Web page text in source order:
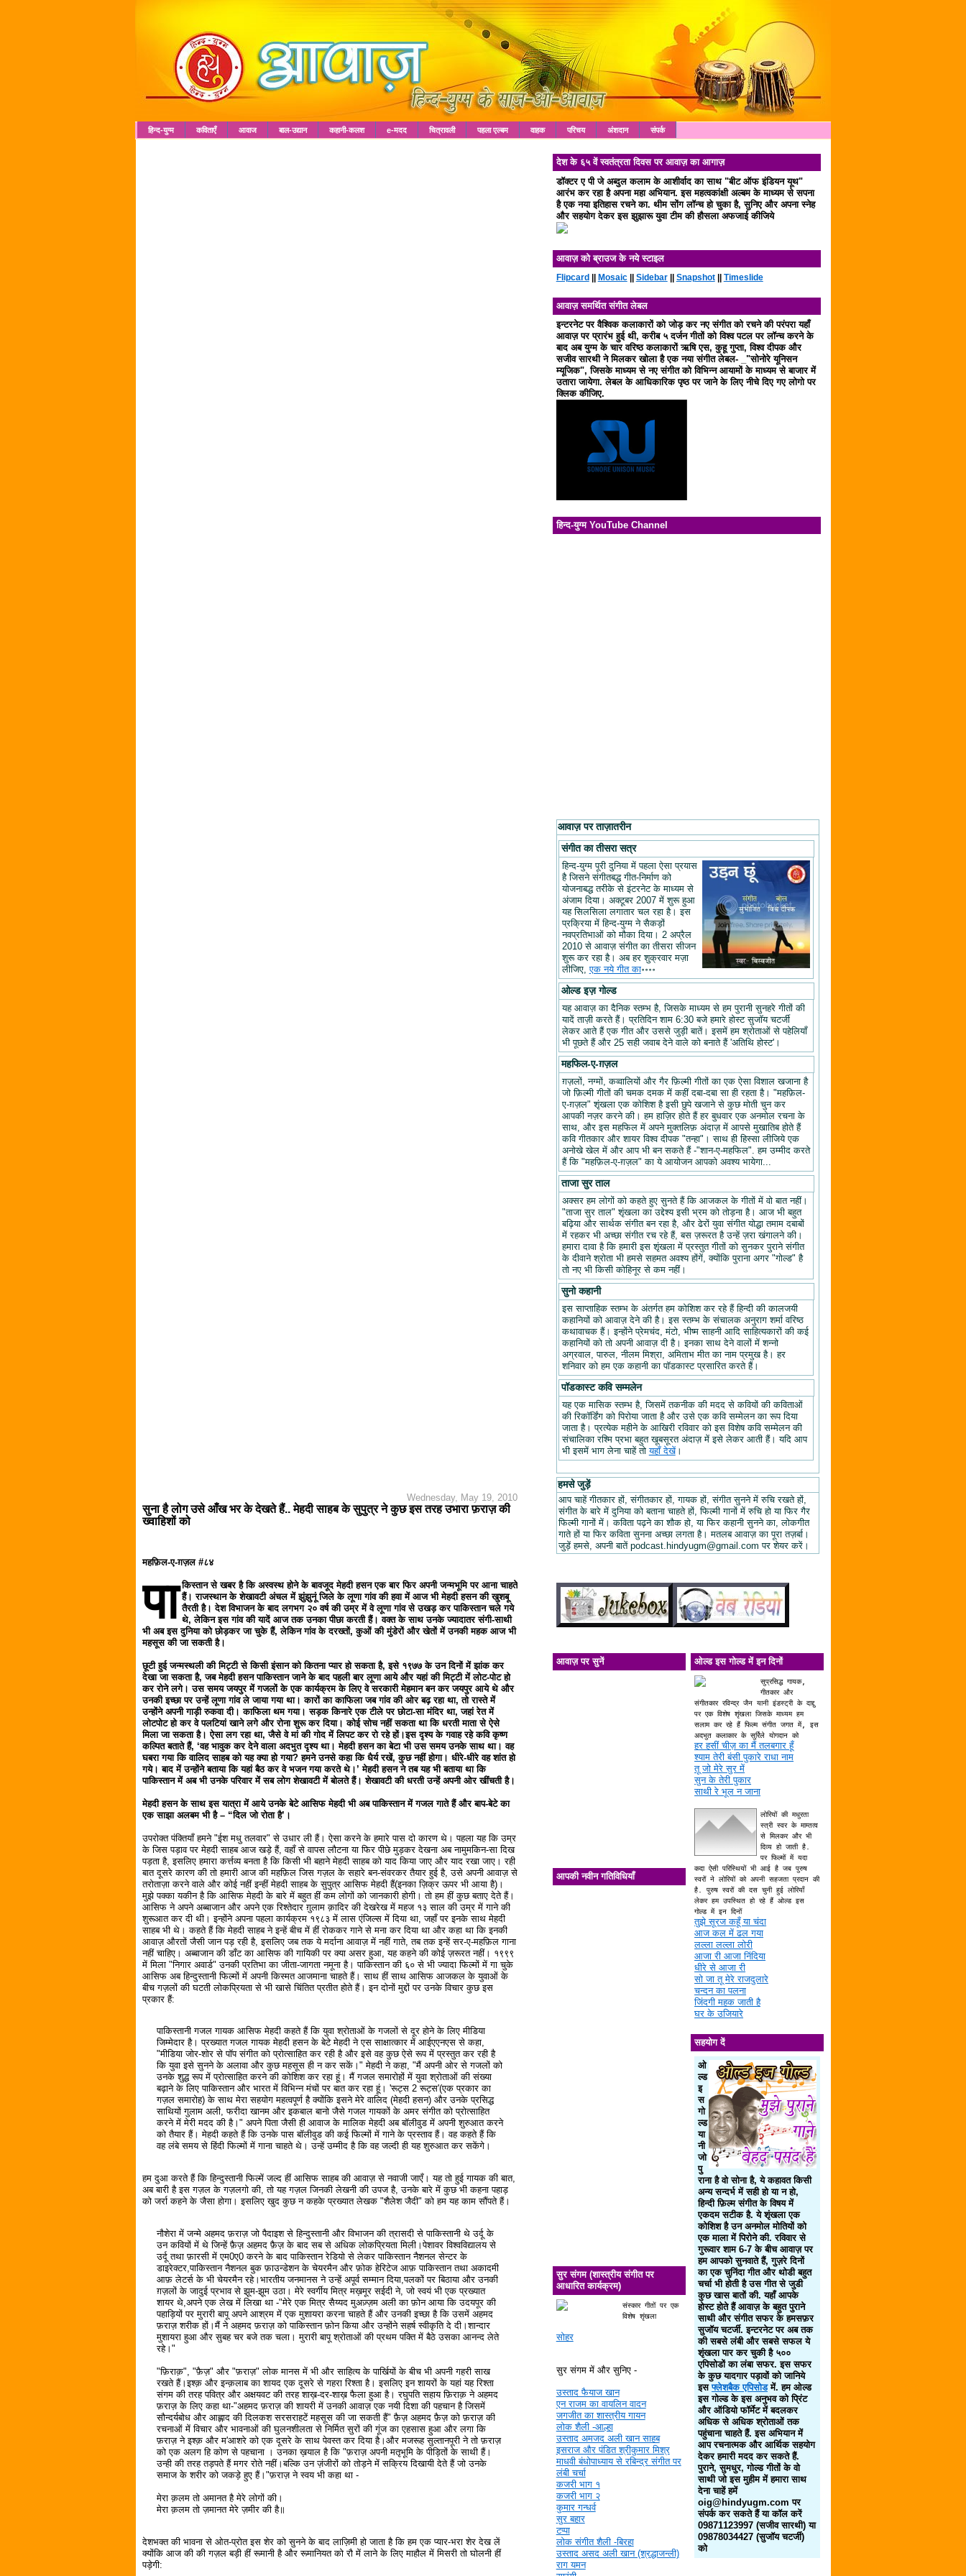
हिन्द-युग्म कविताएँ आवाज बाल-उद्यान कहानी-कलश e-मदद चित्रावली पहला एल्बम वाहक परिचय अंशदान संपर्क
Wednesday, May 19, 2010
सुना है लोग उसे आँख भर के देखते हैं.. मेहदी साहब के सुपुत्र ने कुछ इस तरह उभारा फ़राज़ की
ख्वाहिशों को
महफ़िल-ए-ग़ज़ल #८४
पा किस्तान से खबर है कि अस्वस्थ होने के बावजूद मेहदी हसन एक बार फिर अपनी जन्मभूमि पर आना चाहते
हैं। राजस्थान के शेखावटी अंचल में झुंझुनूं जिले के लूणा गांव की हवा में आज भी मेहदी हसन की खुशबू
तैरती है। देश विभाजन के बाद लगभग २० वर्ष की उम्र में वे लूणा गांव से उखड़ कर पाकिस्तान चले गये
थे, लेकिन इस गांव की यादें आज तक उनका पीछा करती हैं। वक्त के साथ उनके ज्यादातर संगी-साथी
भी अब इस दुनिया को छोड़कर जा चुके हैं, लेकिन गांव के दरख्तों, कुओं की मुंडेरों और खेतों में उनकी महक आज भी
महसूस की जा सकती है।
छूटी हुई जन्मस्थली की मिट्टी से किसी इंसान को कितना प्यार हो सकता है, इसे १९७७ के उन दिनों में झांक कर
देखा जा सकता है, जब मेहदी हसन पाकिस्तान जाने के बाद पहली बार लूणा आये और यहां की मिट्टी में लोट-पोट हो
कर रोने लगे। उस समय जयपुर में गजलों के एक कार्यक्रम के लिए वे सरकारी मेहमान बन कर जयपुर आये थे और
उनकी इच्छा पर उन्हें लूणा गांव ले जाया गया था। कारों का काफिला जब गांव की ओर बढ़ रहा था, तो रास्ते में
उन्होंने अपनी गाड़ी रुकवा दी। काफिला थम गया। सड़क किनारे एक टीले पर छोटा-सा मंदिर था, जहां रेत में
लोटपोट हो कर वे पलटियां खाने लगे और रोना शुरू कर दिया। कोई सोच नहीं सकता था कि धरती माता से ऐसे
मिला जा सकता है। ऐसा लग रहा था, जैसे वे मां की गोद में लिपट कर रो रहे हों।इस दृश्य के गवाह रहे कवि कृष्ण
कल्पित बताते हैं, ‘वह भावुक कर देने वाला अदभुत दृश्य था। मेहदी हसन का बेटा भी उस समय उनके साथ था। वह
घबरा गया कि वालिद साहब को यह क्या हो गया? हमने उनसे कहा कि धैर्य रखें, कुछ नहीं होगा। धीरे-धीरे वह शांत हो
गये। बाद में उन्होंने बताया कि यहां बैठ कर वे भजन गया करते थे।’ मेहदी हसन ने तब यह भी बताया था कि
पाकिस्तान में अब भी उनके परिवार में सब लोग शेखावटी में बोलते हैं। शेखावटी की धरती उन्हें अपनी ओर खींचती है।
मेहदी हसन के साथ इस यात्रा में आये उनके बेटे आसिफ मेहदी भी अब पाकिस्तान में गजल गाते हैं और बाप-बेटे का
एक साझा अलबम भी है – “दिल जो रोता है’।
उपरोक्त पंक्तियाँ हमने "ईश मधु तलवार" से उधार ली हैं। ऐसा करने के हमारे पास दो कारण थे। पहला यह कि उम्र
के जिस पड़ाव पर मेहदी साहब आज खड़े हैं, वहाँ से वापस लौटना या फिर पीछे मुड़कर देखना अब नामुमकिन-सा दिख
पड़ता है, इसलिए हमारा कर्त्तव्य बनता है कि किसी भी बहाने मेहदी साहब को याद किया जाए और याद रखा जाए। रही
बात दूसरे कारण की तो हमारी आज की महफ़िल जिस गज़ल के सहारे बन-संवरकर तैयार हुई है, उसे अपनी आवाज़ से
तरोताज़ा करने वाले और कोई नहीं इन्हीं मेहदी साहब के सुपुत्र आसिफ मेहदी हैं(इनका ज़िक्र ऊपर भी आया है)।
मुझे पक्का यकीन है कि आसिफ मेहदी के बारे में बहुत हीं कम लोगों को जानकारी होगी। तो हम हीं कुछ बताए देते हैं।
आसिफ ने अपने अब्बाजान और अपने एक रिश्तेदार ग़ुलाम क़ादिर की देखरेख में महज १३ साल की उम्र में गाने की
शुरूआत कर दी थी। इन्होंने अपना पहला कार्यक्रम १९८३ में लास एंजिल्स में दिया था, जहाँ पर इनके साथ मेहदी
साहब भी थे। कहते हैं कि मेहदी साहब ने इन्हें बीच में हीं रोककर गाने से मना कर दिया था और कहा था कि इनकी
आवाज़ औरतों जैसी जान पड़ रही है, इसलिए जब तक ये मर्दाना आवाज़ में नहीं गाते, तब तक इन्हें सर-ए-महफ़िल गाना
नहीं चाहिए। अब्बाजान की डाँट का आसिफ की गायिकी पर क्या असर हुआ, यह कहने की कोई ज़रूरत नहीं। १९९९
में मिला "निगार अवार्ड" उनकी प्रतिभा का जीता-जागता नमूना है। पाकिस्तान की ६० से भी ज्यादा फिल्मों में गा चुके
आसिफ अब हिन्दुस्तानी फिल्मों में अपनी किस्मत आजमाना चाहते हैं। साथ हीं साथ आसिफ आजकल के युवाओं के
बीच गज़लों की घटती लोकप्रियता से भी खासे चिंतित प्रतीत होते हैं। इन दोनों मुद्दों पर उनके विचार कुछ इस
प्रकार हैं:
पाकिस्तानी गजल गायक आसिफ मेहदी कहते हैं कि युवा श्रोताओं के गजलों से दूर होने के लिए मीडिया
जिम्मेदार है। प्रख्यात गजल गायक मेहदी हसन के बेटे मेहदी ने एस साक्षात्कार में आईएएनएस से कहा,
"मीडिया जोर-शोर से पॉप संगीत को प्रोत्साहित कर रही है और इसे वह कुछ ऐसे रूप में प्रस्तुत कर रही है
कि युवा इसे सुनने के अलावा और कुछ महसूस ही न कर सकें।" मेहदी ने कहा, "मैं अपनी ओर से गजलों को
उनके शुद्ध रूप में प्रोत्साहित करने की कोशिश कर रहा हूं। मैं गजल समारोहों में युवा श्रोताओं की संख्या
बढ़ाने के लिए पाकिस्तान और भारत में विभिन्न मंचों पर बात कर रहा हूं। 'रूट्स 2 रूट्स'(एक प्रकार का
गज़ल समारोह) के साथ मेरा सहयोग महत्वपूर्ण है क्योंकि इसने मेरे वालिद (मेहदी हसन) और उनके प्रसिद्ध
साथियों गुलाम अली, फरीदा खानम और इकबाल बानो जैसे गजल गायकों के अमर संगीत को प्रोत्साहित
करने में मेरी मदद की है।" अपने पिता जैसी ही आवाज के मालिक मेहदी अब बॉलीवुड में अपनी शुरुआत करने
को तैयार हैं। मेहदी कहते हैं कि उनके पास बॉलीवुड की कई फिल्मों में गाने के प्रस्ताव हैं। वह कहते हैं कि
वह लंबे समय से हिंदी फिल्मों में गाना चाहते थे। उन्हें उम्मीद है कि वह जल्दी ही यह शुरुआत कर सकेंगे।
हम दुआ करते हैं कि हिन्दुस्तानी फिल्में जल्द हीं आसिफ साहब की आवाज़ से नवाजी जाएँ। यह तो हुई गायक की बात,
अब बारी है इस गज़ल के गज़लगो की, तो यह गज़ल जिनकी लेखनी की उपज है, उनके बारे में कुछ भी कहना पहाड़
को जर्रा कहने के जैसा होगा। इसलिए खुद कुछ न कहके प्रख्यात लेखक "शैलेश जैदी" को हम यह काम सौंपते हैं।
नौशेरा में जन्मे अहमद फ़राज़ जो पैदाइश से हिन्दुस्तानी और विभाजन की त्रासदी से पाकिस्तानी थे उर्दू के
उन कवियों में थे जिन्हें फ़ैज़ अहमद फ़ैज़ के बाद सब से अधिक लोकप्रियता मिली।पेशावर विश्वविद्यालय से
उर्दू तथा फ़ारसी में एम0ए0 करने के बाद पाकिस्तान रेडियो से लेकर पाकिस्तान नैशनल सेन्टर के
डाइरेक्टर,पाकिस्तान नैशनल बुक फ़ाउन्डेशन के चेयरमैन और फ़ोक हेरिटेज आफ़ पाकिस्तान तथा अकादमी
आफ़ लेटर्स के भी चेयरमैन रहे।भारतीय जनमानस ने उन्हें अपूर्व सम्मान दिया,पलकों पर बिठाया और उनकी
ग़ज़लों के जादुई प्रभाव से झूम-झूम उठा। मेरे स्वर्गीय मित्र मख़मूर सईदी ने, जो स्वयं भी एक प्रख्यात
शायर थे,अपने एक लेख में लिखा था -"मेरे एक मित्र सैय्यद मुअज़्ज़म अली का फ़ोन आया कि उदयपूर की
पहाड़ियों पर मुरारी बापू अपने आश्रम में एक मुशायरा करना चाहते हैं और उनकी इच्छा है कि उसमें अहमद
फ़राज़ शरीक हों।मैं ने अहमद फ़राज़ को पाकिस्तान फ़ोन किया और उन्होंने सहर्ष स्वीकृति दे दी।शान्दार
मुशायरा हुआ और सुबह चर बजे तक चला। मुरारी बापू श्रोताओं की प्रथम पक्ति में बैठे उसका आनन्द लेते
रहे।"
"फ़िराक़", "फ़ैज़" और "फ़राज़" लोक मानस में भी और साहित्य के पार्खियों के बीच भी अपनी गहरी साख
रखते हैं।इश्क़ और इन्क़लाब का शायद एक दूसरे से गहरा रिश्ता है। इसलिए इन शायरों के यहां यह रिश्ता
संगम की तरह पवित्र और अक्षयवट की तरह शाख़-दर-शाख़ फैला हुआ है। रघुपति सहाय फ़िराक़ ने अहमद
फ़राज़ के लिए कहा था-"अहमद फ़राज़ की शायरी में उनकी आवाज़ एक नयी दिशा की पहचान है जिसमें
सौन्दर्यबोध और आह्लाद की दिलकश सरसराहटें महसूस की जा सकती हैं" फ़ैज़ अहमद फ़ैज़ को फ़राज़ की
रचनाओं में विचार और भावनाओं की घुलनशीलता से निर्मित सुरों की गूंज का एहसास हुआ और लगा कि
फ़राज़ ने इश्क़ और म'आशरे को एक दूसरे के साथ पेवस्त कर दिया है।और मजरूह सुल्तानपूरी ने तो फ़राज़
को एक अलग हि कोण से पहचाना । उनका ख़याल है कि "फ़राज़ अपनी मतृभूमि के पीड़ितों के साथी हैं।
उन्ही की तरह तड़पते हैं मगर रोते नहीं।बल्कि उन ज़ंजीरों को तोड़ने में सक्रिय दिखायी देते हैं जो उनके
समाज के शरीर को जकड़े हुए हैं।"फ़राज़ ने स्वय भी कहा था -
मेरा क़लम तो अमानत है मेरे लोगों की।
मेरा क़लम तो ज़मानत मेरे ज़मीर की है॥
देशभक्त की भावना से ओत-प्रोत इस शेर को सुनने के बाद लाज़िमी हो जाता है कि हम एक प्यार-भरा शेर देख लें
क्योंकि आज की की गज़ल बड़ी हीं रूमानी है और रूमानियत को रौ में लाने के लिए माहौल में मिसरी तो घोलनी हीं
पड़ेगी:
देश के ६५ वें स्वतंत्रता दिवस पर आवाज़ का आगाज़
डॉक्टर ए पी जे अब्दुल कलाम के आशीर्वाद का साथ "बीट ऑफ इंडियन यूथ"
आरंभ कर रहा है अपना महा अभियान. इस महत्वकांक्षी अल्बम के माध्यम से सपना
है एक नया इतिहास रचने का. थीम सोंग लॉन्च हो चुका है, सुनिए और अपना स्नेह
और सहयोग देकर इस झुझारू युवा टीम की हौसला अफजाई कीजिये
आवाज़ को ब्राउज के नये स्टाइल
Flipcard Mosaic|| Sidebar|| Snapshot|| Timeslide
आवाज़ समर्थित संगीत लेबल
इन्टरनेट पर वैश्विक कलाकारों को जोड़ कर नए संगीत को रचने की परंपरा यहाँ
आवाज़ पर प्रारंभ हुई थी, करीब ५ दर्जन गीतों को विश्व पटल पर लॉन्च करने के
बाद अब युग्म के चार वरिष्ठ कलाकारों ऋषि एस, कुहू गुप्ता, विश्व दीपक और
सजीव सारथी ने मिलकर खोला है एक नया संगीत लेबल- _"सोनोरे यूनिसन
म्यूजिक", जिसके माध्यम से नए संगीत को विभिन्न आयामों के माध्यम से बाजार में
उतारा जायेगा. लेबल के आधिकारिक पृष्ठ पर जाने के लिए नीचे दिए गए लोगो पर
क्लिक कीजिए.
हिन्द-युग्म YouTube Channel
आवाज़ पर ताज़ातरीन
संगीत का तीसरा सत्र
हिन्द-युग्म पूरी दुनिया में पहला ऐसा प्रयास
है जिसने संगीतबद्ध गीत-निर्माण को
योजनाबद्ध तरीके से इंटरनेट के माध्यम से
अंजाम दिया। अक्टूबर 2007 में शुरू हुआ
यह सिलसिला लगातार चल रहा है। इस
प्रक्रिया में हिन्द-युग्म ने सैकड़ों
नवप्रतिभाओं को मौका दिया। 2 अप्रैल
2010 से आवाज़ संगीत का तीसरा सीजन
शुरू कर रहा है। अब हर शुक्रवार मज़ा
लीजिए,एक नये गीत का॰॰॰॰
ओल्ड इज़ गोल्ड
यह आवाज़ का दैनिक स्तम्भ है, जिसके माध्यम से हम पुरानी सुनहरे गीतों की
यादें ताज़ी करते हैं। प्रतिदिन शाम 6:30 बजे हमारे होस्ट सुजॉय चटर्जी
लेकर आते हैं एक गीत और उससे जुड़ी बातें। इसमें हम श्रोताओं से पहेलियाँ
भी पूछते हैं और 25 सही जवाब देने वाले को बनाते हैं 'अतिथि होस्ट'।
महफिल-ए-ग़ज़ल
ग़ज़लों, नग्मों, कव्वालियों और गैर फ़िल्मी गीतों का एक ऐसा विशाल खजाना है
जो फ़िल्मी गीतों की चमक दमक में कहीं दबा-दबा सा ही रहता है। "महफ़िल-
ए-ग़ज़ल" शृंखला एक कोशिश है इसी छुपे खजाने से कुछ मोती चुन कर
आपकी नज़र करने की। हम हाज़िर होते हैं हर बुधवार एक अनमोल रचना के
साथ, और इस महफिल में अपने मुक्तलिफ़ अंदाज़ में आपसे मुखातिब होते हैं
कवि गीतकार और शायर विश्व दीपक "तन्हा"। साथ ही हिस्सा लीजिये एक
अनोखे खेल में और आप भी बन सकते हैं -"शान-ए-महफिल". हम उम्मीद करते
हैं कि "महफ़िल-ए-ग़ज़ल" का ये आयोजन आपको अवश्य भायेगा...
ताजा सुर ताल
अक्सर हम लोगों को कहते हुए सुनते हैं कि आजकल के गीतों में वो बात नहीं।
"ताजा सुर ताल" शृंखला का उद्देश्य इसी भ्रम को तोड़ना है। आज भी बहुत
बढ़िया और सार्थक संगीत बन रहा है, और ढेरों युवा संगीत योद्धा तमाम दबाबों
में रहकर भी अच्छा संगीत रच रहे हैं, बस ज़रूरत है उन्हें ज़रा खंगालने की।
हमारा दावा है कि हमारी इस शृंखला में प्रस्तुत गीतों को सुनकर पुराने संगीत
के दीवाने श्रोता भी हमसे सहमत अवश्य होंगें, क्योंकि पुराना अगर "गोल्ड" है
तो नए भी किसी कोहिनूर से कम नहीं।
सुनो कहानी
इस साप्ताहिक स्तम्भ के अंतर्गत हम कोशिश कर रहे हैं हिन्दी की कालजयी
कहानियों को आवाज़ देने की है। इस स्तम्भ के संचालक अनुराग शर्मा वरिष्ठ
कथावाचक हैं। इन्होंने प्रेमचंद, मंटो, भीष्म साहनी आदि साहित्यकारों की कई
कहानियों को तो अपनी आवाज़ दी है। इनका साथ देने वालों में शन्नो
अग्रवाल, पारुल, नीलम मिश्रा, अमिताभ मीत का नाम प्रमुख है। हर
शनिवार को हम एक कहानी का पॉडकास्ट प्रसारित करते हैं।
पॉडकास्ट कवि सम्मलेन
यह एक मासिक स्तम्भ है, जिसमें तकनीक की मदद से कवियों की कविताओं
की रिकॉर्डिंग को पिरोया जाता है और उसे एक कवि सम्मेलन का रूप दिया
जाता है। प्रत्येक महीने के आखिरी रविवार को इस विशेष कवि सम्मेलन की
संचालिका रश्मि प्रभा बहुत खूबसूरत अंदाज़ में इसे लेकर आती हैं। यदि आप
भी इसमें भाग लेना चाहें तोयहाँ देखें।
हमसे जुड़ें
आप चाहें गीतकार हों, संगीतकार हों, गायक हों, संगीत सुनने में रुचि रखते हों,
संगीत के बारे में दुनिया को बताना चाहते हों, फिल्मी गानों में रुचि हो या फिर गैर
फिल्मी गानों में। कविता पढ़ने का शौक हो, या फिर कहानी सुनने का, लोकगीत
गाते हों या फिर कविता सुनना अच्छा लगता है। मतलब आवाज़ का पूरा तज़र्बा।
जुड़ें हमसे, अपनी बातें podcast.hindyugm@gmail.com पर शेयर करें।
आवाज़ पर सुनें
आपकी नवीन गतिविधियाँ
सुर संगम (शास्त्रीय संगीत पर
आधारित कार्यक्रम)
संस्कार गीतों पर एक
विशेष शृंखला
सोहर
सुर संगम में और सुनिए -
उस्ताद फैयाज खान
एन राजम का वायलिन वादन
जगजीत का शास्त्रीय गायन
लोक शैली -आल्हा
उस्ताद अमजद अली खान साहब
इसराज और पंडित श्रीकुमार मिश्र
माधवी बंधोपाध्याय से रबिन्द्र संगीत पर
लंबी चर्चा
कजरी भाग १
कजरी भाग २
कुमार गन्धर्व
सुर बहार
टप्पा
लोक संगीत शैली -बिरहा
उस्ताद असद अली खान (श्रद्धाजन्ली)
राग यमन
ओल्ड इस गोल्ड में इन दिनों
सुप्रसिद्ध गायक,
गीतकार और
संगीतकार रविन्द्र जैन यानी इंडस्ट्री के दाद्दु
पर एक विशेष शृंखला जिसके माध्यम हम
सलाम कर रहे हैं फिल्म संगीत जगत में, इस
अदभुत कलाकार के सुर्रिले योगदान को
हर हसीं चीज़ का मैं तलबगार हूँ
श्याम तेरी बंसी पुकारे राधा नाम
तू जो मेरे सुर में
सुन के तेरी पुकार
साथी रे भूल न जाना
लोरियों की मधुरता
स्त्री स्वर के माम्तत्व
से मिलकर और भी
दिव्य हो जाती है.
पर फिल्मों में यदा
कदा ऐसी परिस्थियों भी आई है जब पुरुष
स्वरों ने लोरियों को अपनी सहजता प्रदान की
है. पुरुष स्वरों की दस चुनी हुई लोरियाँ
लेकर हम उपस्थित हो रहे हैं ओल्ड इस
गोल्ड में इन दिनों
तुझे सूरज कहूँ या चंदा
आज कल में ढल गया
लल्ला लल्ला लोरी
आजा री आजा निंदिया
धीरे से आजा री
सो जा तू मेरे राजदुलारे
चन्दन का पलना
जिंदगी महक जाती है
घर के उजियारे
सहयोग दें
ओ
ल्ड
इ
स
गो
ल्ड
या
नी
जो
पु
राना है वो सोना है, ये कहावत किसी
अन्य सन्दर्भ में सही हो या न हो,
हिन्दी फ़िल्म संगीत के विषय में
एकदम सटीक है. ये शृंखला एक
कोशिश है उन अनमोल मोतियों को
एक माला में पिरोने की. रविवार से
गुरूवार शाम 6-7 के बीच आवाज़ पर
हम आपको सुनवाते हैं, गुज़रे दिनों
का एक चुनिंदा गीत और थोडी बहुत
चर्चा भी होती है उस गीत से जुडी
कुछ खास बातों की. यहाँ आपके
होस्ट होते हैं आवाज़ के बहुत पुराने
साथी और संगीत सफर के हमसफ़र
सुजॉय चटर्जी. इन्टरनेट पर अब तक
की सबसे लंबी और सबसे सफल ये
शृंखला पार कर चुकी है ५००
एपिसोडों का लंबा सफर. इस सफर
के कुछ यादगार पड़ावों को जानिये
इसफ्लेशबैक एपिसोडमें. हम ओल्ड
इस गोल्ड के इस अनुभव को प्रिंट
और ऑडियो फॉर्मेट में बदलकर
अधिक से अधिक श्रोताओं तक
पहुंचाना चाहते हैं. इस अभियान में
आप रचनात्मक और आर्थिक सहयोग
देकर हमारी मदद कर सकते हैं.
पुराने, सुमधुर, गोल्ड गीतों के वो
साथी जो इस मुहीम में हमारा साथ
देना चाहें हमें
oig@hindyugm.com पर
संपर्क कर सकते हैं या कॉल करें
09871123997 (सजीव सारथी) या
09878034427 (सुजॉय चटर्जी)
को